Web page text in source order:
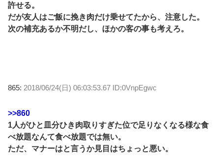
許せる。
だが友人はご飯に挽き肉だけ乗せてたから、注意した。
次の補充あるか不明だし、ほかの客の事も考えろ。
865: 2018/06/24(日) 06:03:53.67 ID:0VnpEgwc
>>860
1人がひと皿分ひき肉取りすぎた位で足りなくなる様な食
べ放題なんて食べ放題では無い。
ただ、マナーはと言うか見目はちょっと悪い。